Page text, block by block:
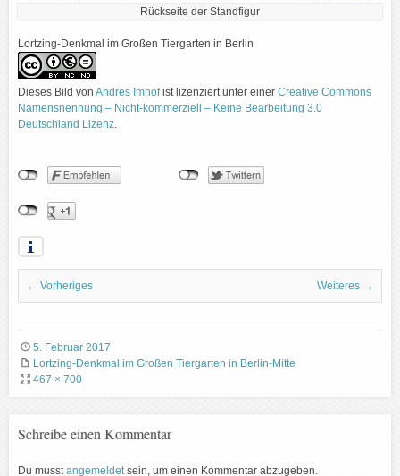
Rückseite der Standfigur
Lortzing-Denkmal im Großen Tiergarten in Berlin
Dieses Bild von Andres Imhofist lizenziert unter einer Creative Commons
Namensnennung – Nicht-kommerziell – Keine Bearbeitung 3.0
Deutschland Lizenz
← Vorheriges Weiteres →
5. Februar 2017
Lortzing-Denkmal im Großen Tiergarten in Berlin-Mitte
467 × 700
Schreibe einen Kommentar
Du musst angemeldet sein, um einen Kommentar abzugeben.